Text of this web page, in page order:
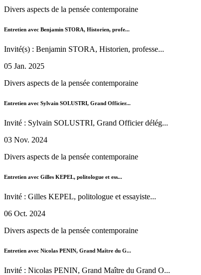
Divers aspects de la pensée contemporaine
Entretien avec Benjamin STORA, Historien, profe...
Invité(s) : Benjamin STORA, Historien, professe...
05 Jan. 2025
Divers aspects de la pensée contemporaine
Entretien avec Sylvain SOLUSTRI, Grand Officier...
Invité : Sylvain SOLUSTRI, Grand Officier délég...
03 Nov. 2024
Divers aspects de la pensée contemporaine
Entretien avec Gilles KEPEL, politologue et ess...
Invité : Gilles KEPEL, politologue et essayiste...
06 Oct. 2024
Divers aspects de la pensée contemporaine
Entretien avec Nicolas PENIN, Grand Maître du G...
Invité : Nicolas PENIN, Grand Maître du Grand O...